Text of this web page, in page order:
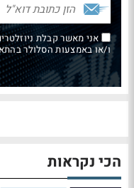
אני מאשר קבלת
ו/או באמצעות הסלולר בהתאם
הכי נקראות